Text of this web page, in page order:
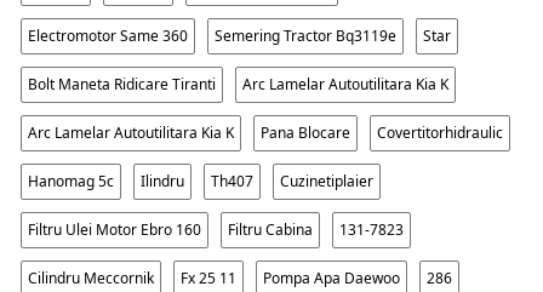
Electromotor Same 360 Semering Tractor Bq3119e Star
Bolt Maneta Ridicare Tiranti Arc Lamelar Autoutilitara Kia K
Arc Lamelar Autoutilitara Kia K Pana Blocare Covertitorhidraulic
Hanomag 5c Ilindru Th407 Cuzinetiplaier
Filtru Ulei Motor Ebro 160 Filtru Cabina 131-7823
Cilindru Meccornik Fx 25 11 Pompa Apa Daewoo 286